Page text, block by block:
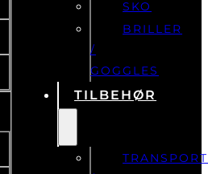
BRILLER
GOGGLES
TILBEHØR